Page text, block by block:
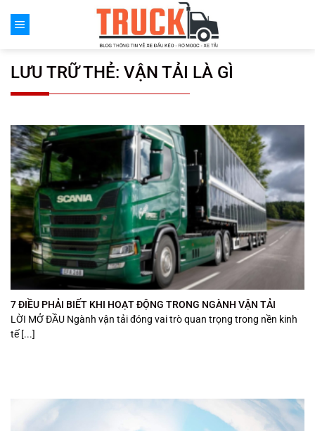
đến
LƯU TRỮ THẺ: VẬN TẢI LÀ GÌ
7 ĐIỀU PHẢI BIẾT KHI HOẠT ĐỘNG TRONG NGÀNH VẬN TẢI
LỜI MỞ ĐẦU Ngành vận tải đóng vai trò quan trọng trong nền kinh
tế [...]